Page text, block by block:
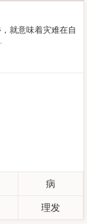
就意味着灾难在自
病
理发